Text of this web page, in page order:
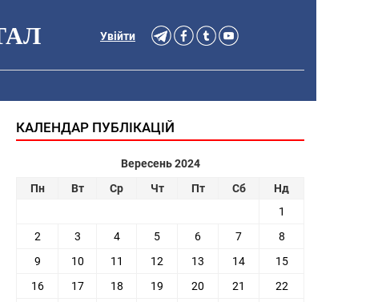
Увійти
КАЛЕНДАР ПУБЛІКАЦІЙ
Вересень 2024
Пн
Вт Ср Чт Пт Сб
Нд
1
2
3 4 5 6 7
8
9
10 11 12 13 14
15
16
17 18 19 20 21
22